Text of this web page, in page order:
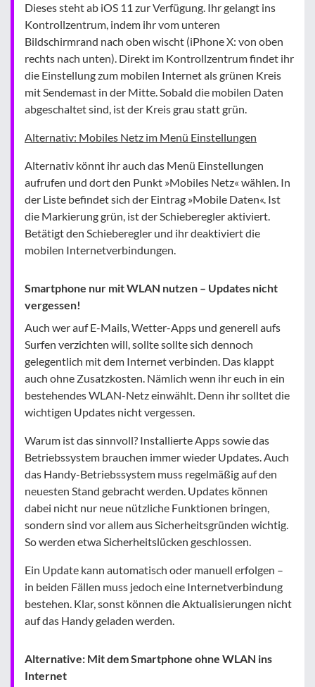
Dieses steht ab iOS 11 zur Verfügung. Ihr gelangt ins
Kontrollzentrum, indem ihr vom unteren
Bildschirmrand nach oben wischt (iPhone X: von oben
rechts nach unten). Direkt im Kontrollzentrum findet ihr
die Einstellung zum mobilen Internet als grünen Kreis
mit Sendemast in der Mitte. Sobald die mobilen Daten
abgeschaltet sind, ist der Kreis grau statt grün.
Alternativ: Mobiles Netz im Menü Einstellungen
Alternativ könnt ihr auch das Menü Einstellungen
aufrufen und dort den Punkt »Mobiles Netz« wählen. In
der Liste befindet sich der Eintrag »Mobile Daten«. Ist
die Markierung grün, ist der Schieberegler aktiviert.
Betätigt den Schieberegler und ihr deaktiviert die
mobilen Internetverbindungen.
Smartphone nur mit WLAN nutzen – Updates nicht
vergessen!
Auch wer auf E-Mails, Wetter-Apps und generell aufs
Surfen verzichten will, sollte sollte sich dennoch
gelegentlich mit dem Internet verbinden. Das klappt
auch ohne Zusatzkosten. Nämlich wenn ihr euch in ein
bestehendes WLAN-Netz einwählt. Denn ihr solltet die
wichtigen Updates nicht vergessen.
Warum ist das sinnvoll? Installierte Apps sowie das
Betriebssystem brauchen immer wieder Updates. Auch
das Handy-Betriebssystem muss regelmäßig auf den
neuesten Stand gebracht werden. Updates können
dabei nicht nur neue nützliche Funktionen bringen,
sondern sind vor allem aus Sicherheitsgründen wichtig.
So werden etwa Sicherheitslücken geschlossen.
Ein Update kann automatisch oder manuell erfolgen –
in beiden Fällen muss jedoch eine Internetverbindung
bestehen. Klar, sonst können die Aktualisierungen nicht
auf das Handy geladen werden.
Alternative: Mit dem Smartphone ohne WLAN ins
Internet